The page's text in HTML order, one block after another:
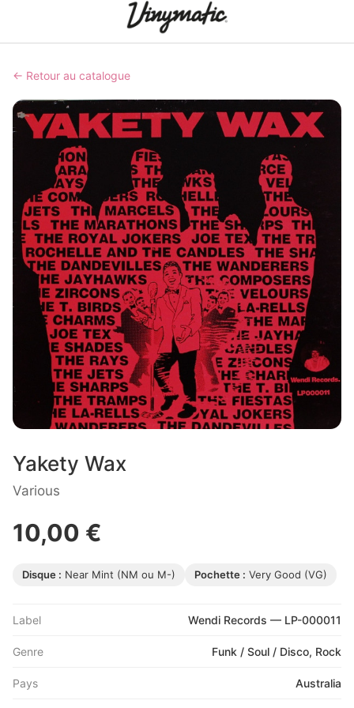
← Retour au catalogue
Yakety Wax
Various
10,00 €
Disque : Near Mint (NM ou M-) Pochette : Very Good (VG)
Label Wendi Records — LP-000011
Genre Funk / Soul / Disco, Rock
Pays Australia